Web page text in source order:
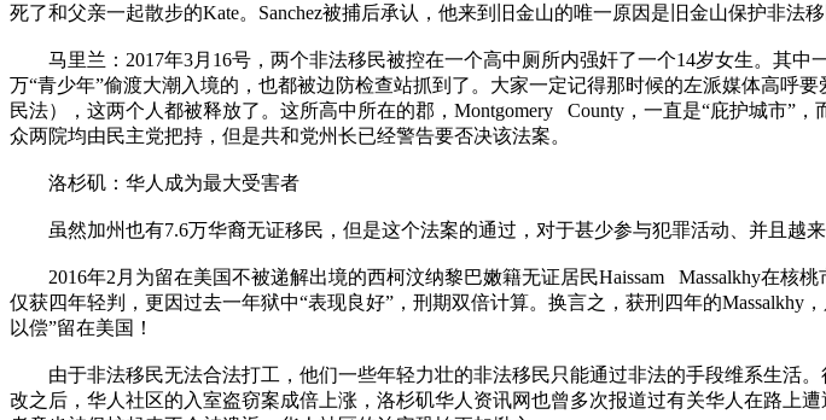
死了和父亲一起散步的Kate。Sanchez被捕后承认，他来到旧金山的唯一原因是旧金山保护非法移
马里兰：2017年3月16号，两个非法移民被控在一个高中厕所内强奸了一个14岁女生。其中
万“青少年”偷渡大潮入境的，也都被边防检查站抓到了。大家一定记得那时候的左派媒体高呼
民法），这两个人都被释放了。这所高中所在的郡，Montgomery County，一直是“庇护城市”
众两院均由民主党把持，但是共和党州长已经警告要否决该法案。
洛杉矶：华人成为最大受害者
虽然加州也有7.6万华裔无证移民，但是这个法案的通过，对于甚少参与犯罪活动、并且越来
2016年2月为留在美国不被递解出境的西柯汶纳黎巴嫩籍无证居民Haissam Massalkhy在核桃
仅获四年轻判，更因过去一年狱中“表现良好”，刑期双倍计算。换言之，获刑四年的Massalkhy
以偿”留在美国！
由于非法移民无法合法打工，他们一些年轻力壮的非法移民只能通过非法的手段维系生活
改之后，华人社区的入室盗窃案成倍上涨，洛杉矶华人资讯网也曾多次报道过有关华人在路上